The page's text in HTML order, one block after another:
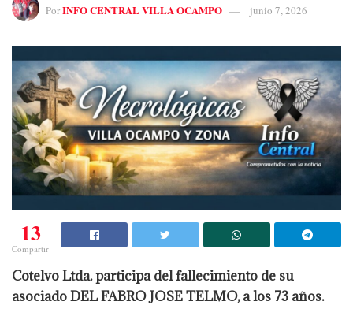
PorINFO CENTRAL VILLA OCAMPO junio 7, 2026
13
Compartir
Cotelvo Ltda. participa del fallecimiento de su
asociado DEL FABRO JOSE TELMO, a los 73 años.